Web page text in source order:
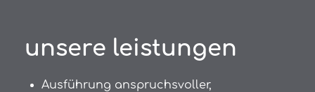
unsere leistungen
Ausführung anspruchsvoller,